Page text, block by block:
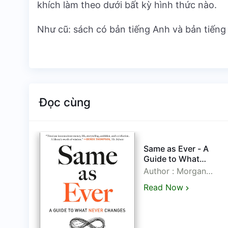
khích làm theo dưới bất kỳ hình thức nào.
Như cũ: sách có bản tiếng Anh và bản
Đọc cùng
Seeking
From Darwin to
Munger tiếng
kèm file gốc
Anh - eBook
Author : Peter
Bevelin
Read Now